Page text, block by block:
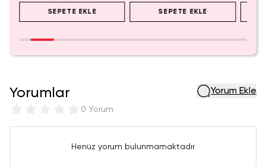
SEPETE EKLE SEPETE EKLE
Yorumlar
0 Yorum
Yorum Ekle
Henüz yorum bulunmamaktadır